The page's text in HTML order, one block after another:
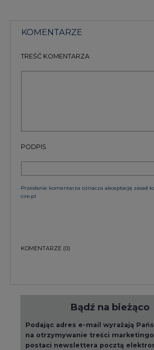
KOMENTARZE
TREŚĆ KOMENTARZA
PODPIS
Przesłanie komentarza oznacza akceptację zasad
cire.pl
KOMENTARZE (0)
Bądź na bieżąco
Podając adres e-mail wyrażają
na otrzymywanie treści
postaci newslettera pocztą